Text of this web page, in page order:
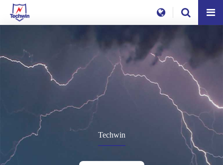
Techwin